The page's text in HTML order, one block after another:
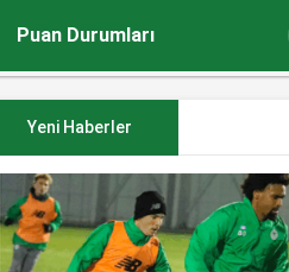
Puan Durumları
Yeni Haberler